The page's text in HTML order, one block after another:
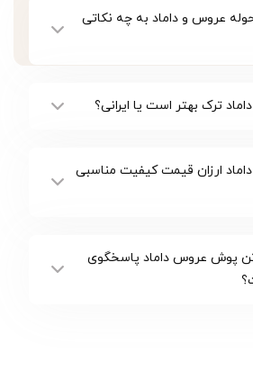
عروس و داماد به چه نکاتی
ترک بهتر است یا ایرانی؟
ارزان قیمت کیفیت مناسبی
پوش عروس داماد پاسخگوی